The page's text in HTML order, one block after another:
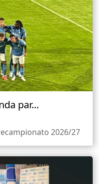
par...
2026/27